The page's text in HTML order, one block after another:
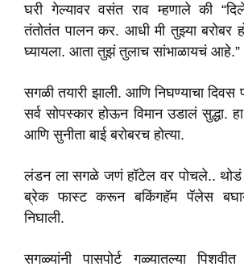
घरी गेल्यावर वसंत राव म्हणाले की
तंतोतंत पालन कर. आधी मी तुझ्या बरोबर
घ्यायला. आता तुझं तुलाच सांभाळायचं आहे.”
सगळी तयारी झाली. आणि निघण्याचा
सर्व सोपस्कार होऊन विमान उडालं सुद्धा.
आणि सुनीता बाई बरोबरच होत्या.
लंडन ला सगळे जणं हॉटेल वर पोचले..
ब्रेक फास्ट करून बकिंगहॅम पॅलेस
निघाली.
सगळ्यांनी पासपोर्ट गळ्यातल्या